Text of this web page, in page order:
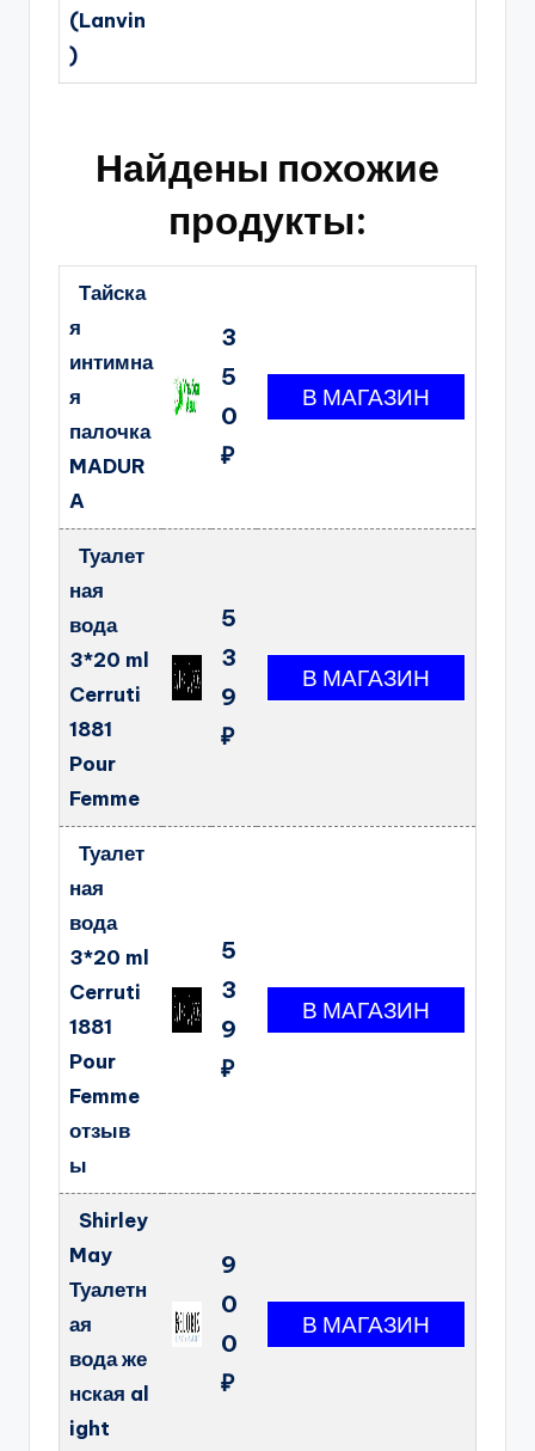
(Lanvin
)
Найдены похожие
продукты:
Тайска
я
интимна
я
палочка
MADUR
A
3
5
0
₽
Туалет
ная
вода
3*20 ml
Cerruti
1881
Pour
Femme
5
3
9
₽
Туалет
ная
вода
3*20 ml
Cerruti
1881
Pour
Femme
отзыв
ы
5
3
9
₽
Shirley
May
Туалетн
ая
вода же
нская al
ight
9
0
0
₽